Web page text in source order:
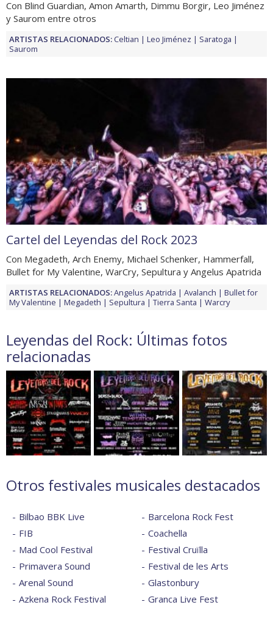
Con Blind Guardian, Amon Amarth, Dimmu Borgir, Leo Jiménez
y Saurom entre otros
ARTISTAS RELACIONADOS:Celtian Leo Jiménez
Saratoga
Saurom
Cartel del Leyendas del Rock 2023
Con Megadeth, Arch Enemy, Michael Schenker, Hammerfall,
Bullet for My Valentine, WarCry, Sepultura y Angelus Apatrida
ARTISTAS RELACIONADOS:Angelus Apatrida Avalanch
Bullet for
My Valentine
Megadeth Sepultura Tierra Santa Warcry
Leyendas del Rock: Últimas fotos
relacionadas
Otros festivales musicales destacados
Bilbao BBK Live
FIB
Mad Cool Festival
Primavera Sound
Arenal Sound
Azkena Rock Festival
Barcelona Rock Fest
Coachella
Festival Cruïlla
Festival de les Arts
Glastonbury
Granca Live Fest